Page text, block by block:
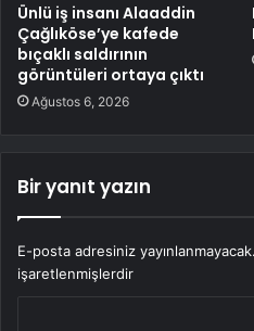
Ünlü iş insanı Alaaddin
Çağlıköse’ye kafede
bıçaklı saldırının
görüntüleri ortaya çıktı
Ağustos 6, 2026
Bir yanıt yazın
E-posta adresiniz yayınlanmayacak.
işaretlenmişlerdir